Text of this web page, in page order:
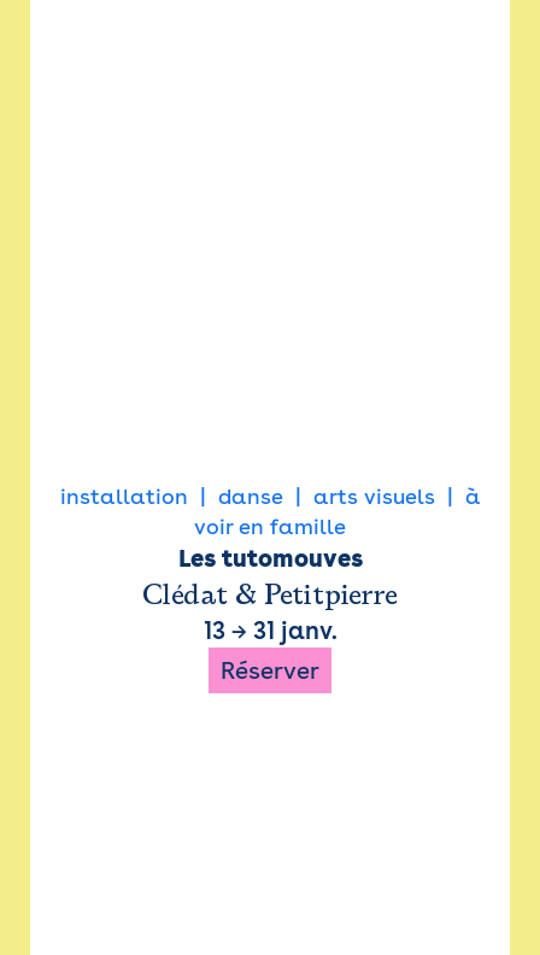
installation danse arts visuels
à
voir en famille
Les tutomouves
Clédat & Petitpierre
13→ 31 janv.
Réserver